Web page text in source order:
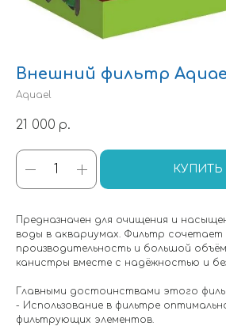
Внешний фильтр
Aquael
21 000 р.
КУПИТЬ
Предназначен для очищения и
воды в аквариумах. Фильтр сочетает
производительность и большой
канистры вместе с надёжностью и
Главными достоинствами этого
- Использование в фильтре
фильтрующих элементов.